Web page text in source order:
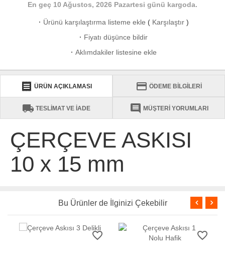
En geç 10 Ağustos, 2026 Pazartesi günü kargoda.
· Ürünü karşılaştırma listeme ekle ( Karşılaştır)
· Fiyatı düşünce bildir
· Aklımdakiler listesine ekle
receipt ÜRÜN AÇIKLAMASI credit_card ÖDEME BİLGİLERİ
local_shipping TESLİMAT VE İADE comment MÜŞTERİ YORUMLARI
ÇERÇEVE ASKISI
10 x 15 mm
Bu Ürünler de İlginizi Çekebilir
favorite_border favorite_border